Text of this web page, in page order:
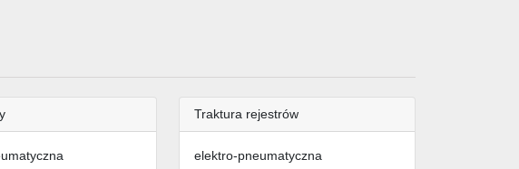
Traktura rejestrów
elektro-pneumatyczna